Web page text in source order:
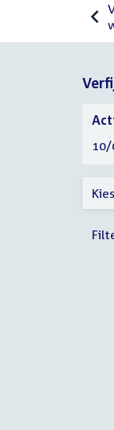
uw